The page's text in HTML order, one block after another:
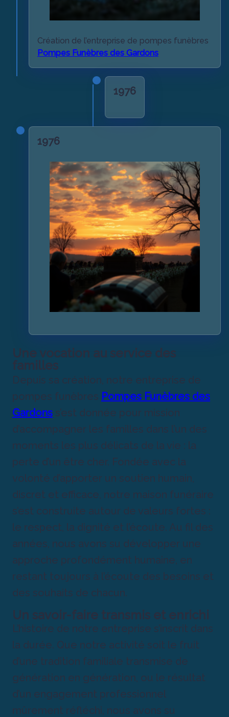
Création de l’entreprise de pompes funèbres
Pompes Funèbres des Gardons
1976
1976
Une vocation au service des
familles
Depuis sa création, notre entreprise de
pompes funèbres Pompes Funèbres des
Gardons s’est donnée pour mission
d’accompagner les familles dans l’un des
moments les plus délicats de la vie : la
perte d’un être cher. Fondée avec la
volonté d’apporter un soutien humain,
discret et efficace, notre maison funéraire
s’est construite autour de valeurs fortes :
le respect, la dignité et l’écoute. Au fil des
années, nous avons su développer une
approche profondément humaine, en
restant toujours à l’écoute des besoins et
des souhaits de chacun.
Un savoir-faire transmis et enrichi
L’histoire de notre entreprise s’inscrit dans
la durée. Que notre activité soit le fruit
d’une tradition familiale transmise de
génération en génération, ou le résultat
d’un engagement professionnel
mûrement réfléchi, nous avons su